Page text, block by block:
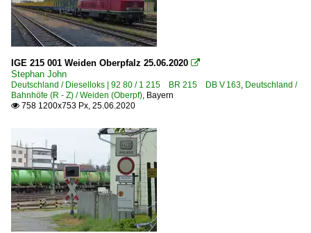
IGE 215 001 Weiden Oberpfalz 25.06.2020 
Stephan John
Deutschland / Dieselloks | 92 80 / 1 215 BR 215 DB V 163, Deutschland /
Bahnhöfe (R - Z) / Weiden (Oberpf), Bayern
 758 1200x753 Px, 25.06.2020